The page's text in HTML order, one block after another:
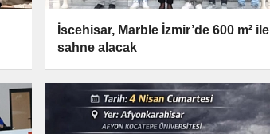
İscehisar, Marble İzmir’de 600 m² ile
sahne alacak